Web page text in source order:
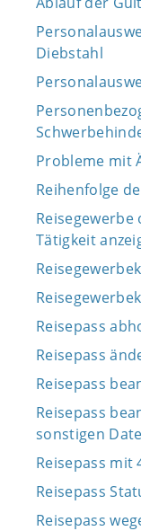
Diebstahl
Probleme mit
Reihenfolge
Tätigkeit
Reisepass
Reisepass
Reisepass
Reisepass
sonstigen
Reisepass mit
Reisepass
Reisepass